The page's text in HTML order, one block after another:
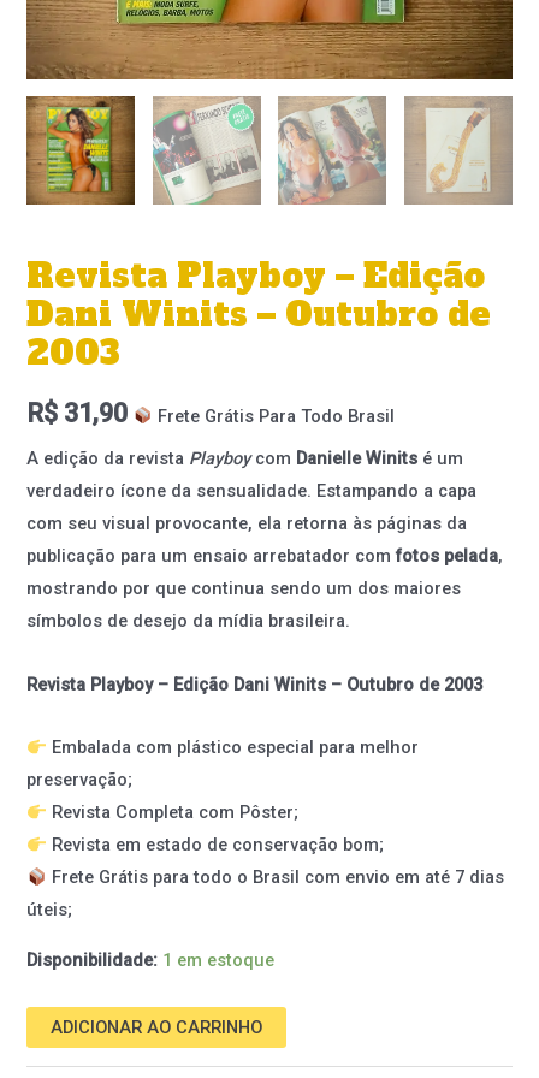
Revista Playboy – Edição
Dani Winits – Outubro de
2003
R$ 31,90
Frete Grátis Para Todo Brasil
A edição da revista Playboycom Danielle Winits é um
verdadeiro ícone da sensualidade. Estampando a capa
com seu visual provocante, ela retorna às páginas da
publicação para um ensaio arrebatador comfotos pelada,
mostrando por que continua sendo um dos maiores
símbolos de desejo da mídia brasileira.
Revista Playboy – Edição Dani Winits – Outubro de 2003
Embalada com plástico especial para melhor
preservação;
Revista Completa com Pôster;
Revista em estado de conservação bom;
Frete Grátis para todo o Brasil com envio em até 7 dias
úteis;
Disponibilidade: 1 em estoque
ADICIONAR AO CARRINHO